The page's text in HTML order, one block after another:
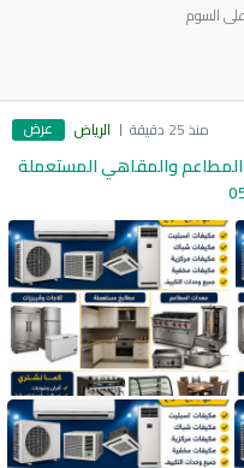
على السوم
منذ 25 دقيقة الرياض عرض
والمقاهي المستعملة